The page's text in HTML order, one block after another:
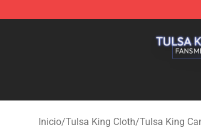
Inicio/Tulsa King Cloth/Tulsa King